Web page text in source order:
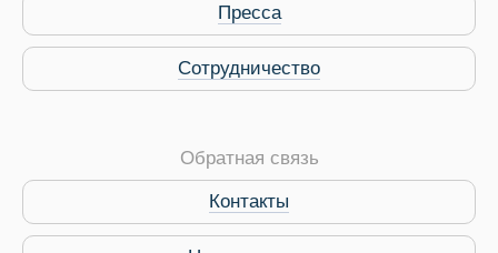
Пресса
Сотрудничество
Обратная связь
Контакты